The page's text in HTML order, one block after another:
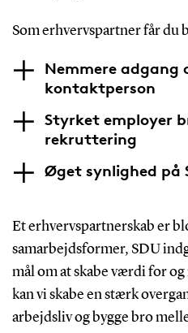
Som erhvervspartner får du
Nemmere adgang
kontaktperson
Styrket employer
rekruttering
Øget synlighed på
Et erhvervspartnerskab er
samarbejdsformer, SDU
mål om at skabe værdi for
kan vi skabe en stærk
arbejdsliv og bygge bro